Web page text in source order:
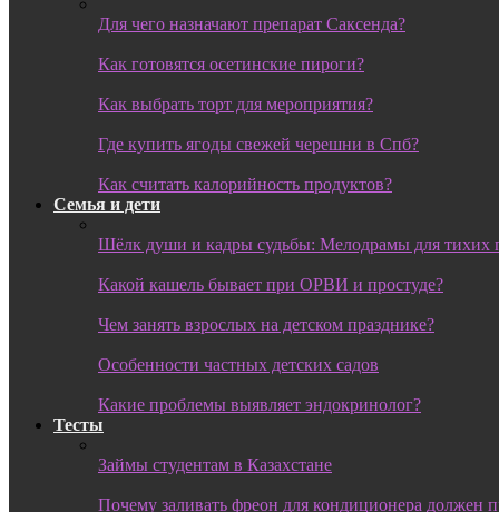
Для чего назначают препарат Саксенда?
Как готовятся осетинские пироги?
Как выбрать торт для мероприятия?
Где купить ягоды свежей черешни в Спб?
Как считать калорийность продуктов?
Семья и дети
Шёлк души и кадры судьбы: Мелодрамы для тихих
Какой кашель бывает при ОРВИ и простуде?
Чем занять взрослых на детском празднике?
Особенности частных детских садов
Какие проблемы выявляет эндокринолог?
Тесты
Займы студентам в Казахстане
Почему заливать фреон для кондиционера должен